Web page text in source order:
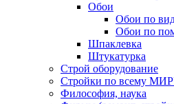
Обои
Обои по
Обои по
Шпаклевка
Штукатурка
Строй оборудование
Стройки по всему
Философия, наука